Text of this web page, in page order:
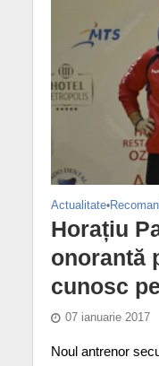
Actualitate•
Horațiu
onorantă
cunosc
07 ianuarie 2017
Noul antrenor